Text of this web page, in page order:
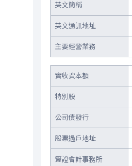
英文簡稱
英文通訊地址
主要經營業務
實收資本額
特別股
公司債發行
股票過戶地址
簽證會計事務所